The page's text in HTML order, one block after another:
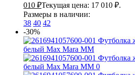
010 ₽Текущая цена: 17 010 ₽.
Размеры в наличии:
38 40 42
-30%